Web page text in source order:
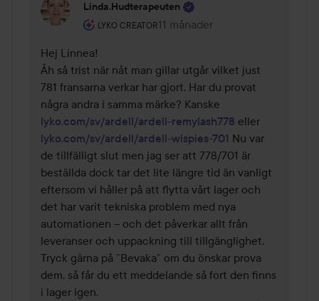
Linda.hudterapeuten
LYKO CREATOR
Användarens roll: Lyko Creator.
11 månader
Kommentaren lades 11 månader
Hej Linnea!
Åh så trist när nåt man gillar utgår vilket just
781 fransarna verkar har gjort. Har du provat
lyko.com/sv/ardell/ardell-remylash778
lyko.com/sv/ardell/ardell-wispies-701 Nu var
de tillfälligt slut men jag ser att 778/701 är
beställda dock tar det lite längre tid än vanligt
eftersom vi håller på att flytta vårt lager och
det har varit tekniska problem med nya
automationen – och det påverkar allt från
leveranser och uppackning till tillgänglighet.
Tryck gärna på ”Bevaka” om du önskar prova
dem, så får du ett meddelande så fort den finns
i lager igen.